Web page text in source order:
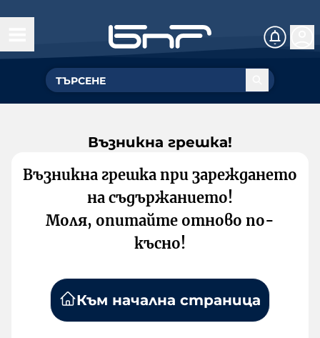
Възникна грешка!
Възникна грешка при зареждането
на съдържанието!
Моля, опитайте отново по-
късно!
Към начална страница